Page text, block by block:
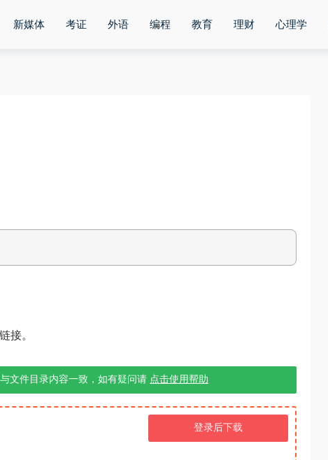
新媒体 考证 外语 编程 教育 理财 心理学
接。
文件目录内容一致，如有疑问请 点击使用帮助
登录后下载